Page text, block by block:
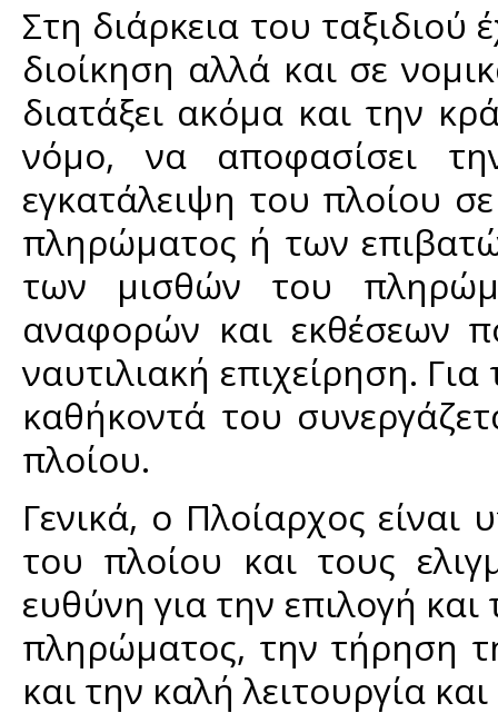
Στη διάρκεια του
διοίκηση αλλά και σε
διατάξει ακόμα και την
νόμο, να αποφασίσει
εγκατάλειψη του πλοίου
πληρώματος ή των
των μισθών του
αναφορών και εκθέσεων
ναυτιλιακή επιχείρηση.
καθήκοντά του
πλοίου.
Γενικά, ο Πλοίαρχος
του πλοίου και τους
ευθύνη για την επιλογή
πληρώματος, την τήρηση
και την καλή λειτουργία